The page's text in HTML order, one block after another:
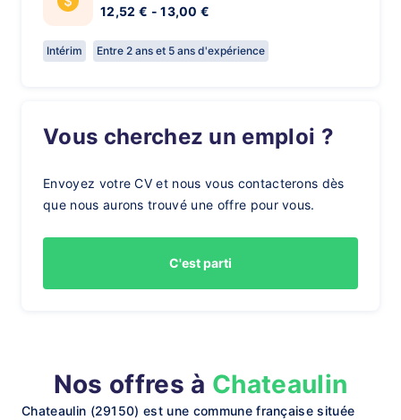
12,52 € - 13,00 €
Intérim Entre 2 ans et 5 ans d'expérience
Vous cherchez un emploi ?
Envoyez votre CV et nous vous contacterons dès
que nous aurons trouvé une offre pour vous.
C'est parti
Nos offres à Chateaulin
Chateaulin (29150) est une commune française située